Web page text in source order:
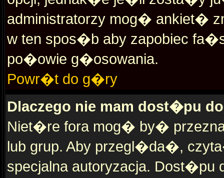
administratorzy mog� ankiet�
w ten spos�b aby zapobiec
po�owie g�osowania.
Powr�t do g�ry
Dlaczego nie mam dost�pu
Niet�re fora mog� by�
lub grup. Aby przegl�da�,
specjalna autoryzacja.